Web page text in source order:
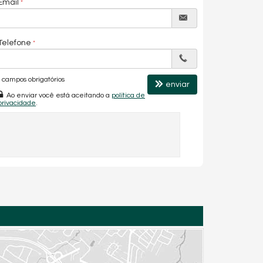
campos obrigatórios
Ao enviar você está aceitando a política de
enviar